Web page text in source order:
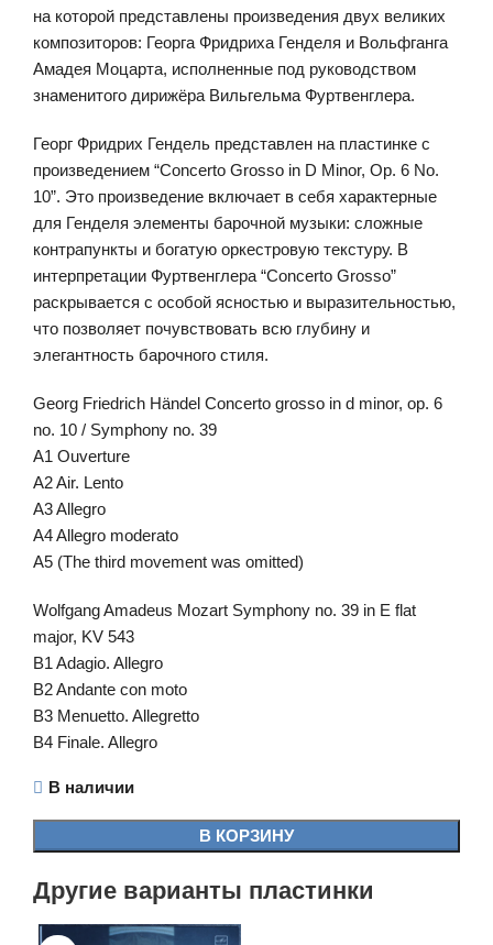
на которой представлены произведения двух великих
композиторов: Георга Фридриха Генделя и Вольфганга
Амадея Моцарта, исполненные под руководством
знаменитого дирижёра Вильгельма Фуртвенглера.
Георг Фридрих Гендель представлен на пластинке с
произведением “Concerto Grosso in D Minor, Op. 6 No.
10”. Это произведение включает в себя характерные
для Генделя элементы барочной музыки: сложные
контрапункты и богатую оркестровую текстуру. В
интерпретации Фуртвенглера “Concerto Grosso”
раскрывается с особой ясностью и выразительностью,
что позволяет почувствовать всю глубину и
элегантность барочного стиля.
Georg Friedrich Händel Concerto grosso in d minor, op. 6
no. 10 / Symphony no. 39
A1 Ouverture
A2 Air. Lento
A3 Allegro
A4 Allegro moderato
A5 (The third movement was omitted)
Wolfgang Amadeus Mozart Symphony no. 39 in E flat
major, KV 543
B1 Adagio. Allegro
B2 Andante con moto
B3 Menuetto. Allegretto
B4 Finale. Allegro
В наличии
В КОРЗИНУ
Другие варианты пластинки